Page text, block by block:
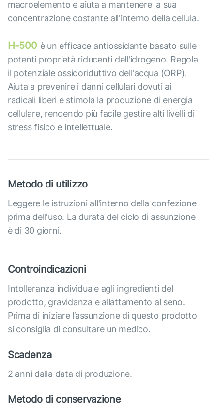
macroelemento e aiuta a mantenere la sua
concentrazione costante all'interno della cellula.
H-500 è un efficace antiossidante basato sulle
potenti proprietà riducenti dell'idrogeno. Regola
il potenziale ossidoriduttivo dell'acqua (ORP).
Aiuta a prevenire i danni cellulari dovuti ai
radicali liberi e stimola la produzione di energia
cellulare, rendendo più facile gestire alti livelli di
stress fisico e intellettuale.
Metodo di utilizzo
Leggere le istruzioni all'interno della confezione
prima dell'uso. La durata del ciclo di assunzione
è di 30 giorni.
Controindicazioni
Intolleranza individuale agli ingredienti del
prodotto, gravidanza e allattamento al seno.
Prima di iniziare l’assunzione di questo prodotto
si consiglia di consultare un medico.
Scadenza
2 anni dalla data di produzione.
Metodo di conservazione